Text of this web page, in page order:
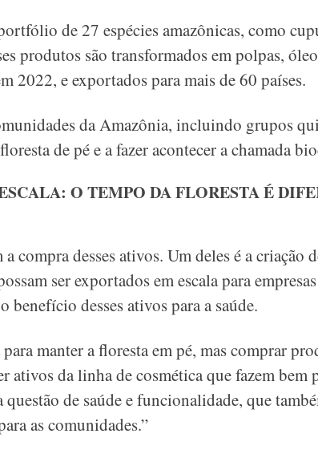
de 27 espécies amazônicas, como
produtos são transformados em polpas,
2022, e exportados para mais de 60 países.
da Amazônia, incluindo grupos
de pé e a fazer acontecer a chamada
O TEMPO DA FLORESTA É
compra desses ativos. Um deles é a criação
ser exportados em escala para
desses ativos para a saúde.
manter a floresta em pé, mas comprar
da linha de cosmética que fazem bem
de saúde e funcionalidade, que
as comunidades.”